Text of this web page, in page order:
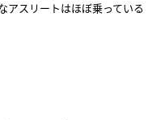
アスリートはほぼ乗っている